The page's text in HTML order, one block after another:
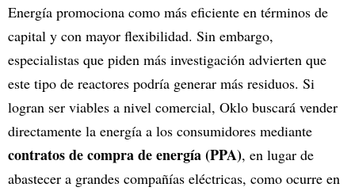
Energía promociona como más eficiente en términos de
capital y con mayor flexibilidad. Sin embargo,
especialistas que piden más investigación advierten que
este tipo de reactores podría generar más residuos. Si
logran ser viables a nivel comercial, Oklo buscará vender
directamente la energía a los consumidores mediante
contratos de compra de energía (PPA), en lugar de
abastecer a grandes compañías eléctricas, como ocurre en